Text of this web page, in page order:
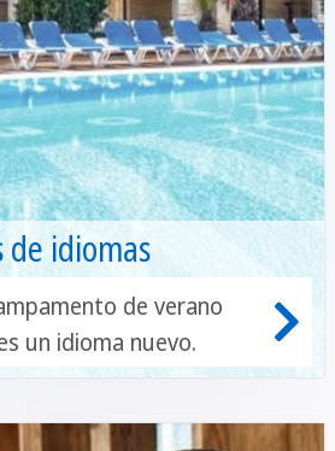
de idiomas
de verano
un idioma nuevo.